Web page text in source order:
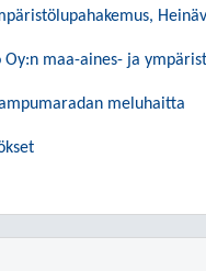
maa-aines- ja
meluhaitta